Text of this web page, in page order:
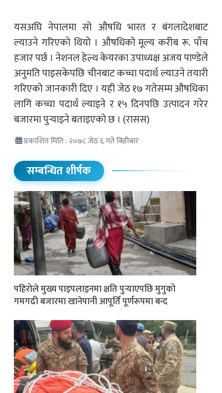
यसअघि नेपालमा सो औषधि भारत र बंगलादेशबाट
ल्याउने गरिएको थियो । औषधिको मूल्य करीब रू. पाँच
हजार पर्छ । नेशनल हेल्थ केयरका उपाध्यक्ष अजय पाण्डेले
अनुमति पाइसकेपछि चीनबाट कच्चा पदार्थ ल्याउने तयारी
गरिएको जानकारी दिए । यही जेठ १७ गतेसम्म औषधिका
लागि कच्चा पदार्थ ल्याइने र १५ दिनपछि उत्पादन गरेर
बजारमा पुर्‍याइने बताइएको छ । (रासस)
प्रकाशित मिति : २०७८ जेठ ६ गते बिहीबार
सम्बन्धित शीर्षक
पहिरोले मुख्य पाइपलाइनमा क्षति पुर्‍याएपछि मुगुको
गमगढी बजारमा खानेपानी आपूर्ति पूर्णरूपमा बन्द